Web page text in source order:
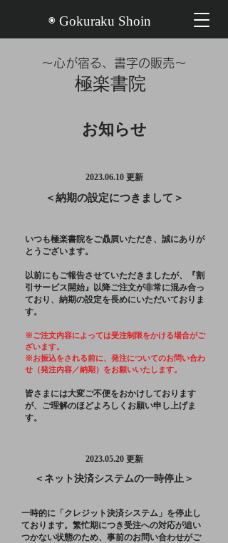
◉ Gokuraku Shoin
〜心が宿る、書字の販売〜
​極楽書院
お知らせ
2023.06.10更新
＜納期の設定につきまして＞
いつも極楽書院をご贔屓いただき、誠にありが
とうございます。
以前にもご報告させていただきましたが、『割
引サービス開始』以降ご注文が非常に混み合っ
ており、納期の設定を長めにいただいておりま
す。
※ご注文内容によっては受注制限をかける場合がご
ざいます。
※お振込をされる前に、発注についてのお問い合わ
せ（発注内容／納期）をお願いいたします。
皆さまには大変ご不便をおかけしております
が、ご理解のほどよろしくお願い申し上げま
す。
2023.05.20更新
＜ネット決済システムの一時停止＞
一時的に 「クレジット決済システム」を停止し
ております。繁忙期につき受注への対応が追い
つかない状態のため、事前のお問い合わせがご